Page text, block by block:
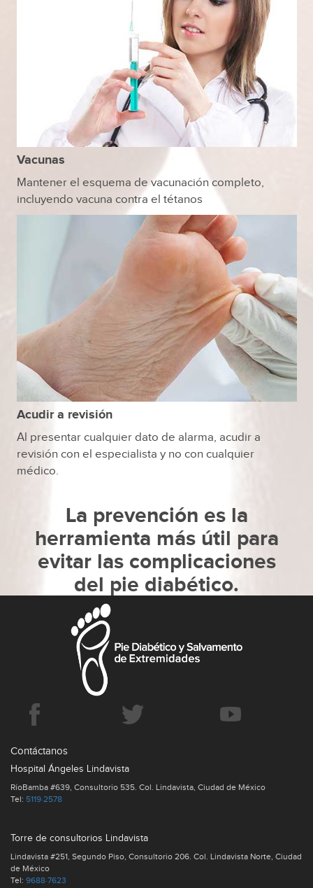
Vacunas
Mantener el esquema de vacunación completo,
incluyendo vacuna contra el tétanos
Acudir a revisión
Al presentar cualquier dato de alarma, acudir a
revisión con el especialista y no con cualquier
médico.
La prevención es la
herramienta más útil para
evitar las complicaciones
del pie diabético.
Contáctanos
Hospital Ángeles Lindavista
RíoBamba #639, Consultorio 535. Col. Lindavista, Ciudad de México
Tel: 5119·2578
Torre de consultorios Lindavista
Lindavista #251, Segundo Piso, Consultorio 206. Col. Lindavista Norte, Ciudad
de México
Tel: 9688·7623